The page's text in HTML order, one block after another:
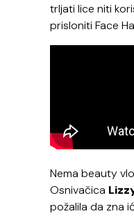
trljati lice niti
prisloniti Face
Nema beauty
Osnivačica
požalila da zna